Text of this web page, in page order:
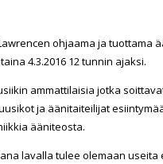
ohjaama ja tuottama
4.3.2016 12 tunnin ajaksi.
ammattilaisia jotka
ja äänitaiteilijat
ääniteosta.
lavalla tulee olemaan useita